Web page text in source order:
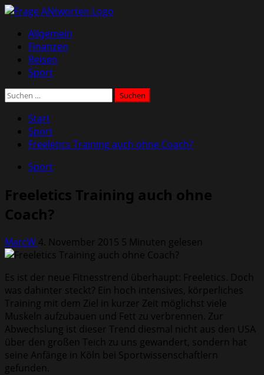
Zum
springen
Primäres
Menü
Allgemein
Finanzen
Reisen
Sport
Suchen
Start
Sport
Freeletics Training auch ohne Coach?
Sport
Freeletics Training auch ohne
Coach?
MarcW 4. November 2015 5 Minuten gelesen
Es ist der neue Fitnesstrend überhaupt: Freeletics. Doch
was dahinter steckt? Ein hoch intensives, körperliches
Training mit dem Ziel in kurzer Zeit möglichst viele
Muskeln aufzubauen und Fett zu verbrennen. Zur
Abwechslung ist dieser Trend diesmal nicht aus den USA
über den großen Teich zu uns gewandert, sondern hat
seine Anfänge in Köln bei Sportwissenschaftlern
gefunden.